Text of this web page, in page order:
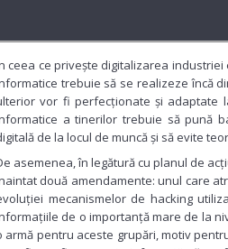
ceea ce privește digitalizarea
trebuie să se realizeze încă
vor fi perfecționate și adaptate
a tinerilor trebuie să pună
de la locul de muncă și să evite
asemenea, în legătură cu planul de
două amendamente: unul care
mecanismelor de hacking
de o importanță mare de la
armă pentru aceste grupări, motiv